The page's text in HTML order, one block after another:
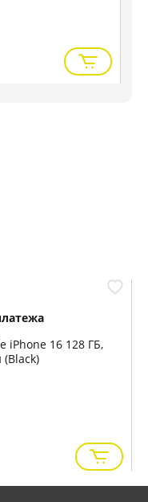
iPhone 16 128 ГБ,